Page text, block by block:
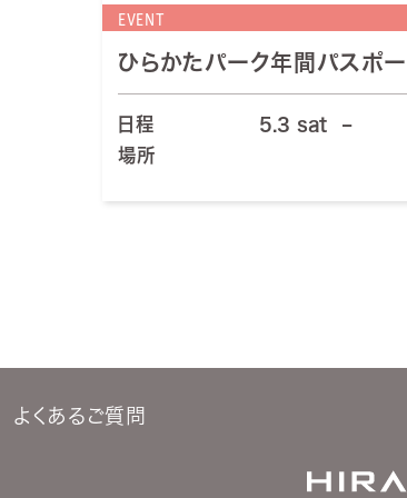
EVENT
ひらかたパーク年間パスポ
日程 5.3 sat
–
場所
よくあるご質問